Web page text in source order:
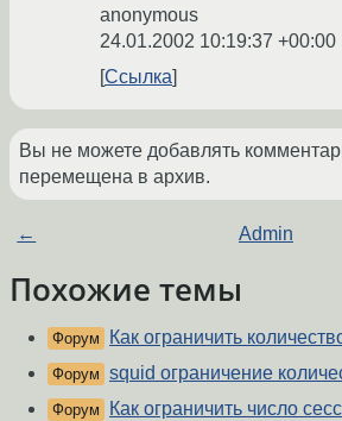
anonymous
24.01.2002 10:19:37 +00:00
Ссылка
Вы не можете добавлять
перемещена в архив.
← Admin
Похожие темы
Форум Как ограничить
Форум squid ограничение
Форум Как ограничить число